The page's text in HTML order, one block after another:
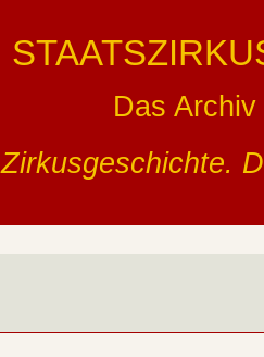
Das Archiv
Zirkusgeschichte.